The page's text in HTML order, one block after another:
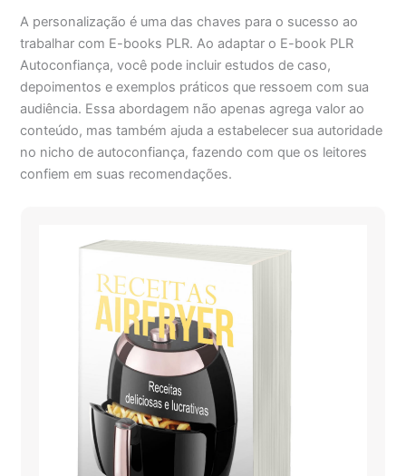
A personalização é uma das chaves para o sucesso ao
trabalhar com E-books PLR. Ao adaptar o E-book PLR
Autoconfiança, você pode incluir estudos de caso,
depoimentos e exemplos práticos que ressoem com sua
audiência. Essa abordagem não apenas agrega valor ao
conteúdo, mas também ajuda a estabelecer sua autoridade
no nicho de autoconfiança, fazendo com que os leitores
confiem em suas recomendações.